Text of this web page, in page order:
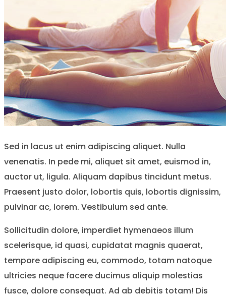
Sed in lacus ut enim adipiscing aliquet. Nulla
venenatis. In pede mi, aliquet sit amet, euismod in,
auctor ut, ligula. Aliquam dapibus tincidunt metus.
Praesent justo dolor, lobortis quis, lobortis dignissim,
pulvinar ac, lorem. Vestibulum sed ante.
Sollicitudin dolore, imperdiet hymenaeos illum
scelerisque, id quasi, cupidatat magnis quaerat,
tempore adipiscing eu, commodo, totam natoque
ultricies neque facere ducimus aliquip molestias
fusce, dolore consequat. Ad ab debitis totam! Dis